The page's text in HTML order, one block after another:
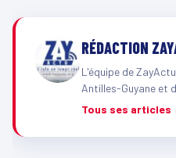
RÉDACTION
L'équipe de
Antilles-Guyane et
Tous ses articles